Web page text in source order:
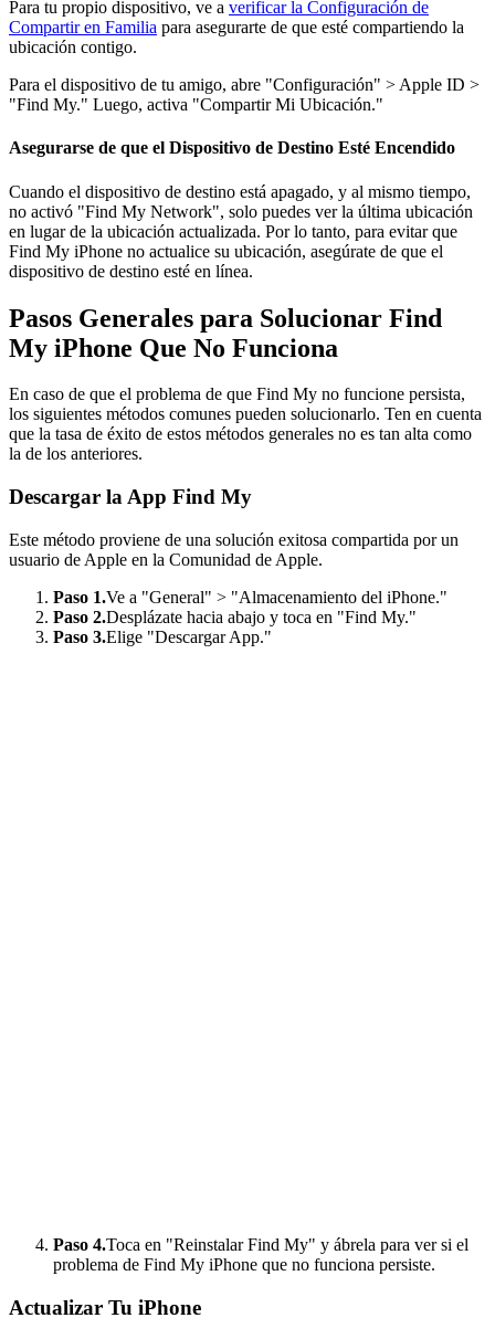
Para tu propio dispositivo, ve a verificar la Configuración de
Compartir en Familia para asegurarte de que esté compartiendo la
ubicación contigo.
Para el dispositivo de tu amigo, abre "Configuración" > Apple ID >
"Find My." Luego, activa "Compartir Mi Ubicación."
Asegurarse de que el Dispositivo de Destino Esté Encendido
Cuando el dispositivo de destino está apagado, y al mismo tiempo,
no activó "Find My Network", solo puedes ver la última ubicación
en lugar de la ubicación actualizada. Por lo tanto, para evitar que
Find My iPhone no actualice su ubicación, asegúrate de que el
dispositivo de destino esté en línea.
Pasos Generales para Solucionar Find
My iPhone Que No Funciona
En caso de que el problema de que Find My no funcione persista,
los siguientes métodos comunes pueden solucionarlo. Ten en cuenta
que la tasa de éxito de estos métodos generales no es tan alta como
la de los anteriores.
Descargar la App Find My
Este método proviene de una solución exitosa compartida por un
usuario de Apple en la Comunidad de Apple.
Paso 1.Ve a "General" > "Almacenamiento del iPhone."
Paso 2.Desplázate hacia abajo y toca en "Find My."
Paso 3.Elige "Descargar App."
Paso 4.Toca en "Reinstalar Find My" y ábrela para ver si el
problema de Find My iPhone que no funciona persiste.
Actualizar Tu iPhone